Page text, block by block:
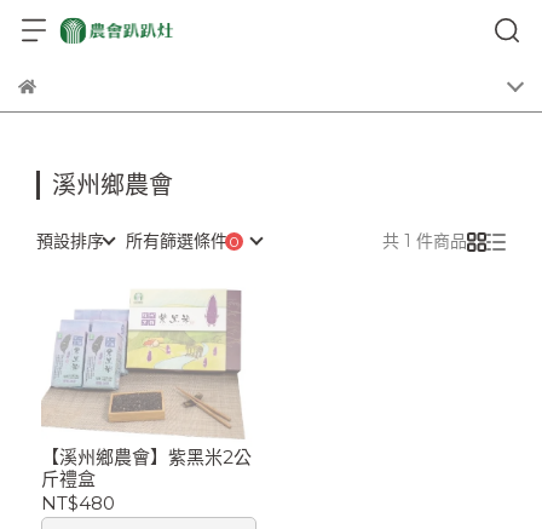
溪州鄉農會
預設排序 所有篩選條件 共 1 件商品
【溪州鄉農會】紫黑米2公
斤禮盒
NT$480